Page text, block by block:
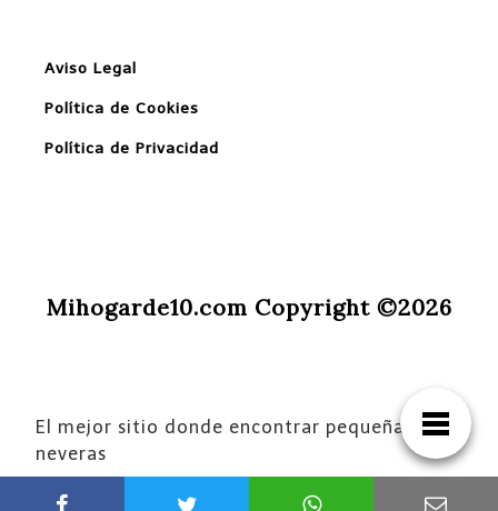
Aviso Legal
Política de Cookies
Política de Privacidad
Mihogarde10.com Copyright ©2026
El mejor sitio donde encontrar pequeñas
neveras